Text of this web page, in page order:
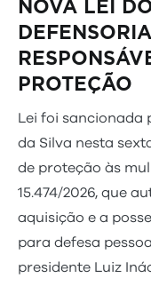
NOVA LEI
PROTEÇÃO
Lei foi sancionada
da Silva nesta
de proteção às
15.474/2026, que
aquisição e a
para defesa
presidente Luiz